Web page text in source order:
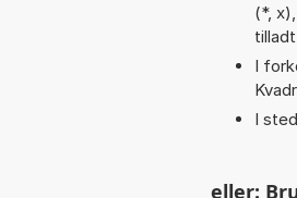
(*,
tilladt
I
I
eller: